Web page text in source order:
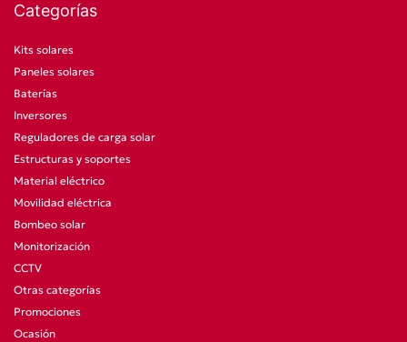
Categorías
Kits solares
Paneles solares
Baterías
Inversores
Reguladores de carga solar
Estructuras y soportes
Material eléctrico
Movilidad eléctrica
Bombeo solar
Monitorización
CCTV
Otras categorías
Promociones
Ocasión